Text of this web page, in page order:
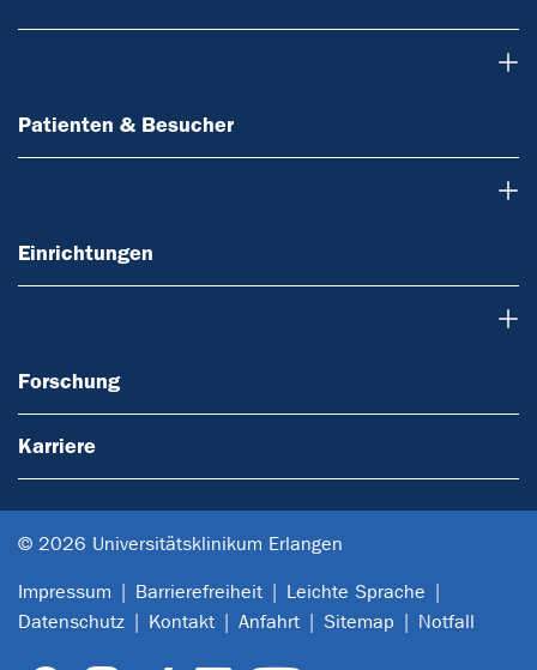
Patienten & Besucher
Einrichtungen
Forschung
Karriere
© 2026 Universitätsklinikum Erlangen
Impressum Barrierefreiheit
Leichte Sprache
Datenschutz
Kontakt Anfahrt Sitemap Notfall